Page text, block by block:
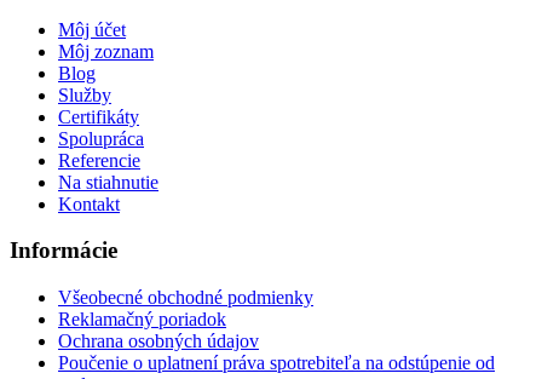
Môj účet
Môj zoznam
Blog
Služby
Certifikáty
Spolupráca
Referencie
Na stiahnutie
Kontakt
Informácie
Všeobecné obchodné podmienky
Reklamačný poriadok
Ochrana osobných údajov
Poučenie o uplatnení práva spotrebiteľa na odstúpenie od